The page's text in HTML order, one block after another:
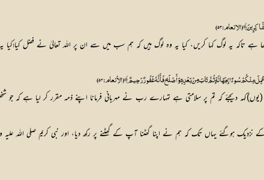
﴾ (الانعام:۵۳)
یہ لوگ کہا کریں، کیا یہ وہ لوگ ہیں کہ ہم سب میں سے ان پر اللہ تعالیٰ نے فضل کیا؛کیا یہ
مِنْكُمْ سُوءًا بِجَهَالَةٍ ثُمَّ تَابَ مِنْ بَعْدِهِ وَأَصْلَحَ فَأَنَّهُ غَفُورٌ رَحِيمٌ ﴾ (الأنعام:۵۴)
دیجئے کہ تم پر سلامتی ہے تمہارے رب نے مہربانی فرمانا اپنے ذمہ مقرر کر لیا ہے کہ
ہوگئے یہاں تک کہ ہم نے اپنا گھٹنا آپ کے گھٹنے پر رکھ دیا، اور نبی کریم صلی اللہ علیہ